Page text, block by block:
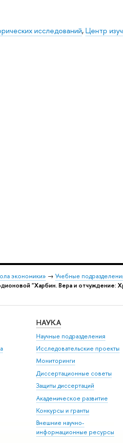
исследований,Центр
экономики» → Учебные
"Харбин. Вера и отчуждение:
НАУКА
Научные подразделения
Исследовательские проекты
Мониторинги
Диссертационные советы
Защиты диссертаций
Академическое развитие
Конкурсы и гранты
Внешние научно-
информационные ресурсы